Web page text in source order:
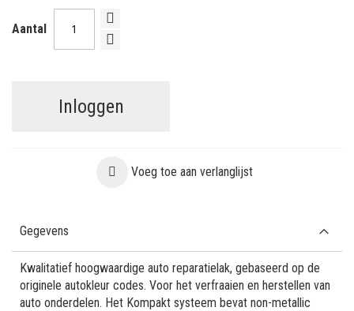
Aantal
Inloggen
Voeg toe aan verlanglijst
Gegevens
Kwalitatief hoogwaardige auto reparatielak, gebaseerd op de
originele autokleur codes. Voor het verfraaien en herstellen van
auto onderdelen. Het Kompakt systeem bevat non-metallic